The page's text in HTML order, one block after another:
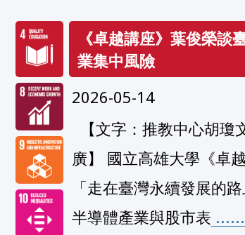
《卓越講座》葉俊榮
業集中風險
2026-05-14
廣】 國立高雄大學《卓
「走在臺灣永續發展的
半導體產業與股市表